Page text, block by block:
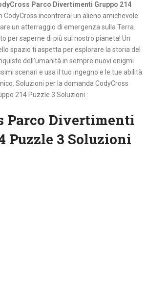
Parco Divertimenti Gruppo 214
CodyCross incontrerai un alieno amichevole
un atterraggio di emergenza sulla Terra.
per saperne di più sul nostro pianeta! Un
spazio ti aspetta per esplorare la storia del
dell’umanità in sempre nuovi enigmi
scenari e usa il tuo ingegno e le tue abilità
Soluzioni per la domanda CodyCross
214 Puzzle 3 Soluzioni :
Parco Divertimenti
Puzzle 3 Soluzioni